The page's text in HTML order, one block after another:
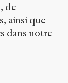
de
ainsi que
dans notre